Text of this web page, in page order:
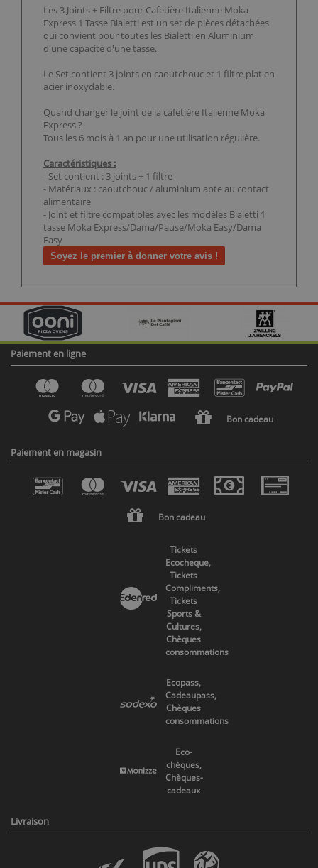
Les 3 Joints + Filtre pour Cafetière Italienne Moka
Express 1 Tasse Bialetti est un set de pièces détachées
qui convient pour toutes les Bialetti en Aluminium
d'une capacité d'une tasse.
Le Set contient 3 joints en caoutchouc et 1 filtre plat en
acier inoxydable.
Quand changer le joint de la cafetière Italienne Moka
Express ?
Tous les 6 mois à 1 an pour une utilisation régulière.
Caractéristiques :
- Set contient : 3 joints + 1 filtre
- Matériaux : caoutchouc / aluminium apte au contact
alimentaire
- Joint et filtre compatibles avec les modèles Bialetti 1
tasse Moka Express/Dama/Pause/Moka Easy/Dama
Easy
Soyez le premier à donner votre avis !
Paiement en ligne
Bon cadeau
Paiement en magasin
Bon cadeau
Tickets
Ecocheque,
Tickets
Compliments,
Tickets
Sports &
Cultures,
Chèques
consommations
Ecopass,
Cadeaupass,
Chèques
consommations
Eco-
chèques,
Chèques-
cadeaux
Livraison